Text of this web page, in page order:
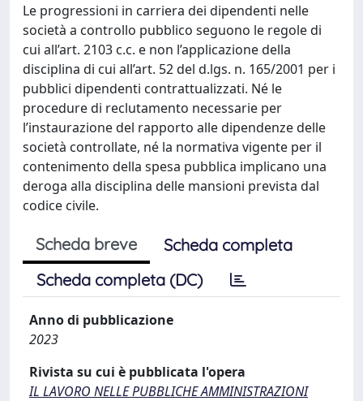
Le progressioni in carriera dei dipendenti nelle
società a controllo pubblico seguono le regole di
cui all’art. 2103 c.c. e non l’applicazione della
disciplina di cui all’art. 52 del d.lgs. n. 165/2001 per i
pubblici dipendenti contrattualizzati. Né le
procedure di reclutamento necessarie per
l’instaurazione del rapporto alle dipendenze delle
società controllate, né la normativa vigente per il
contenimento della spesa pubblica implicano una
deroga alla disciplina delle mansioni prevista dal
codice civile.
Scheda breve
Scheda completa
Scheda completa (DC)
Anno di pubblicazione
2023
Rivista su cui è pubblicata l'opera
IL LAVORO NELLE PUBBLICHE AMMINISTRAZIONI